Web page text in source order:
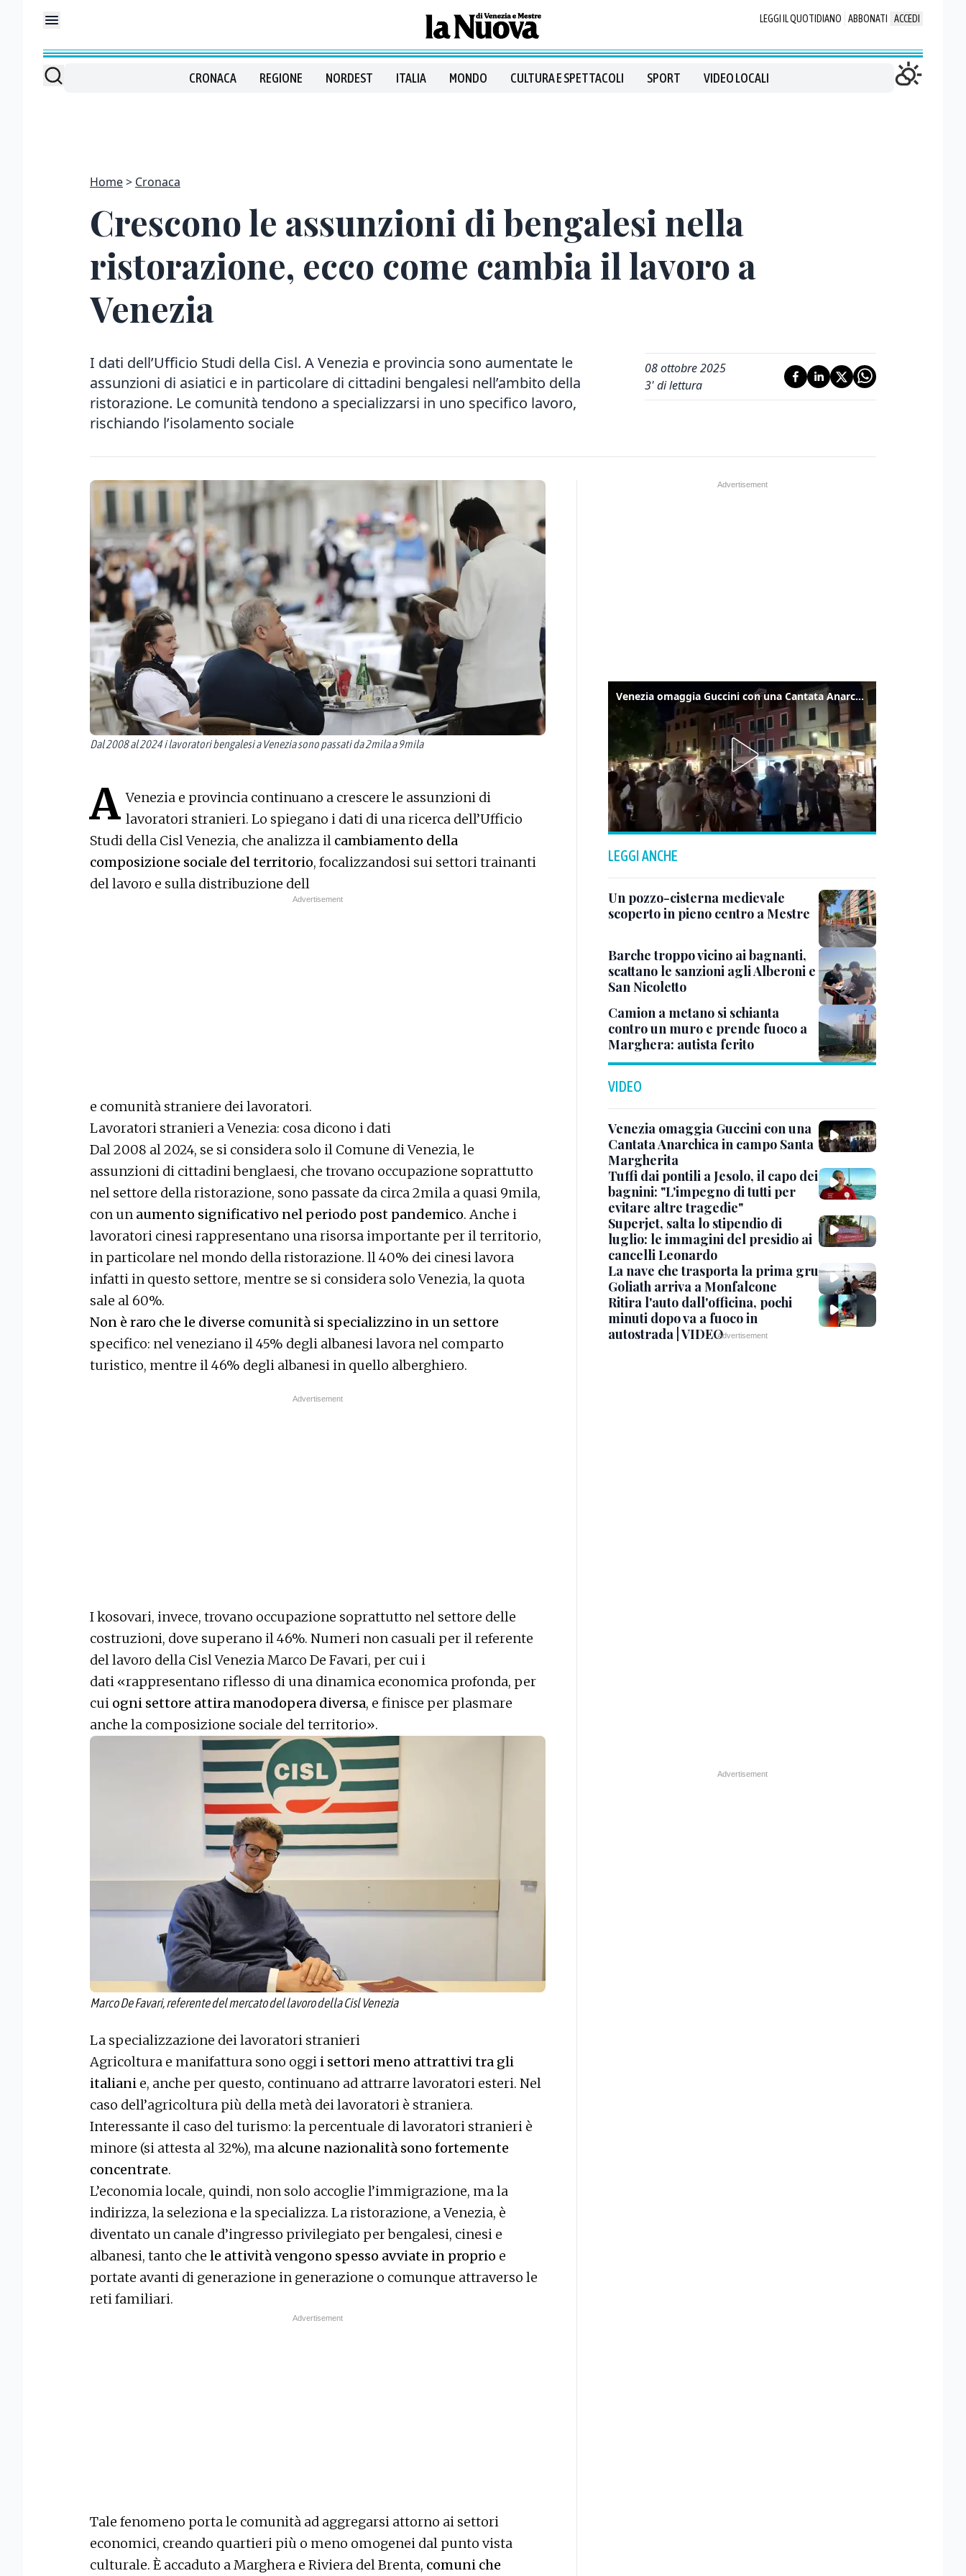
LEGGI IL QUOTIDIANO ABBONATI ACCEDI
CRONACA REGIONE NORDEST ITALIA MONDO CULTURA E SPETTACOLI SPORT VIDEO LOCALI
Home Cronaca
Crescono le assunzioni di bengalesi nella
ristorazione, ecco come cambia il lavoro a
Venezia
I dati dell’Ufficio Studi della Cisl. A Venezia e provincia sono aumentate le
assunzioni di asiatici e in particolare di cittadini bengalesi nell’ambito della
ristorazione. Le comunità tendono a specializzarsi in uno specifico lavoro,
rischiando l’isolamento sociale
08 ottobre 2025
3' di lettura
Dal 2008 al 2024 i lavoratori bengalesi a Venezia sono passati da 2mila a 9mila
A Venezia e provincia continuano a crescere le assunzioni di
lavoratori stranieri. Lo spiegano i dati di una ricerca dell’Ufficio
Studi della Cisl Venezia, che analizza il cambiamento della
composizione sociale del territorio, focalizzandosi sui settori trainanti
del lavoro e sulla distribuzione dell
e comunità straniere dei lavoratori.
Lavoratori stranieri a Venezia: cosa dicono i dati
Dal 2008 al 2024, se si considera solo il Comune di Venezia, le
assunzioni di cittadini benglaesi, che trovano occupazione soprattutto
nel settore della ristorazione, sono passate da circa 2mila a quasi 9mila,
con un aumento significativo nel periodo post pandemico. Anche i
lavoratori cinesi rappresentano una risorsa importante per il territorio,
in particolare nel mondo della ristorazione. ll 40% dei cinesi lavora
infatti in questo settore, mentre se si considera solo Venezia, la quota
sale al 60%.
Non è raro che le diverse comunità si specializzino in un settore
specifico: nel veneziano il 45% degli albanesi lavora nel comparto
turistico, mentre il 46% degli albanesi in quello alberghiero.
I kosovari, invece, trovano occupazione soprattutto nel settore delle
costruzioni, dove superano il 46%. Numeri non casuali per il referente
del lavoro della Cisl Venezia Marco De Favari, per cui i
dati «rappresentano riflesso di una dinamica economica profonda, per
cui ogni settore attira manodopera diversa, e finisce per plasmare
anche la composizione sociale del territorio».
Marco De Favari, referente del mercato del lavoro della Cisl Venezia
La specializzazione dei lavoratori stranieri
Agricoltura e manifattura sono oggi i settori meno attrattivi tra gli
italiani e, anche per questo, continuano ad attrarre lavoratori esteri. Nel
caso dell’agricoltura più della metà dei lavoratori è straniera.
Interessante il caso del turismo: la percentuale di lavoratori stranieri è
minore (si attesta al 32%), ma alcune nazionalità sono fortemente
concentrate.
L’economia locale, quindi, non solo accoglie l’immigrazione, ma la
indirizza, la seleziona e la specializza. La ristorazione, a Venezia, è
diventato un canale d’ingresso privilegiato per bengalesi, cinesi e
albanesi, tanto che le attività vengono spesso avviate in proprio e
portate avanti di generazione in generazione o comunque attraverso le
reti familiari.
Tale fenomeno porta le comunità ad aggregarsi attorno ai settori
economici, creando quartieri più o meno omogenei dal punto vista
culturale. È accaduto a Marghera e Riviera del Brenta, comuni che
Venezia omaggia Guccini con una Cantata Anarchica in campo Santa Margherita
LEGGI ANCHE
Un pozzo-cisterna medievale
scoperto in pieno centro a Mestre
Barche troppo vicino ai bagnanti,
scattano le sanzioni agli Alberoni e
San Nicoletto
Camion a metano si schianta
contro un muro e prende fuoco a
Marghera: autista ferito
VIDEO
Venezia omaggia Guccini con una
Cantata Anarchica in campo Santa
Margherita
Tuffi dai pontili a Jesolo, il capo dei
bagnini: "L'impegno di tutti per
evitare altre tragedie"
Superjet, salta lo stipendio di
luglio: le immagini del presidio ai
cancelli Leonardo
La nave che trasporta la prima gru
Goliath arriva a Monfalcone
Ritira l'auto dall'officina, pochi
minuti dopo va a fuoco in
autostrada | VIDEO